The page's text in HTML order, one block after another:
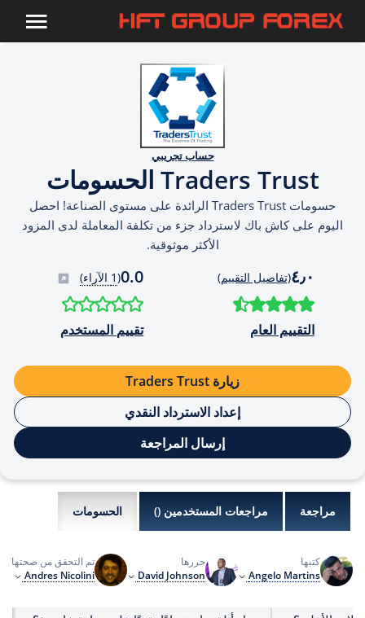
حساب تجريبي
Traders Trust الحسومات
حسومات Traders Trust الرائدة على مستوى الصناعة! احصل
اليوم على كاش باك لاسترداد جزء من تكلفة المعاملة لدى المزود
الأكثر موثوقية.
٤٫٠(تفاصيل التقييم)
التقييم العام
0.0
(1 الآراء)
تقييم المستخدم
زيارة Traders Trust
إعداد الاسترداد النقدي
إرسال المراجعة
مراجعة مراجعات المستخدمين () الحسومات
كتبها
Angelo Martins
حررها
David Johnson
تم التحقق من صحتها
Andres Nicolini